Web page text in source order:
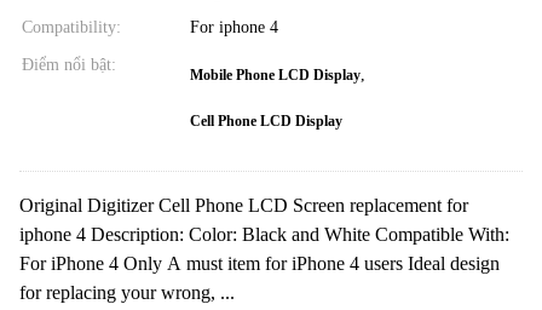
Compatibility: For iphone 4
Điểm nổi bật:
Mobile Phone LCD Display,
Cell Phone LCD Display
Original Digitizer Cell Phone LCD Screen replacement for
iphone 4 Description: Color: Black and White Compatible With:
For iPhone 4 Only A must item for iPhone 4 users Ideal design
for replacing your wrong, ...